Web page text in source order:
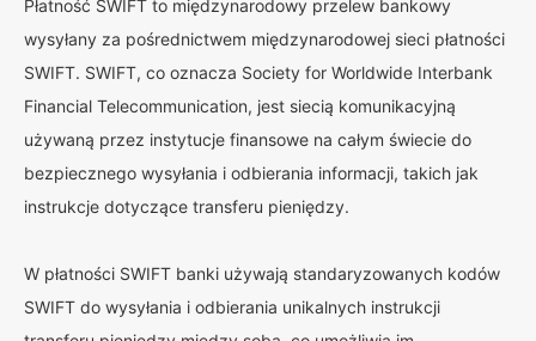
Płatność SWIFT to międzynarodowy przelew bankowy
wysyłany za pośrednictwem międzynarodowej sieci płatności
SWIFT. SWIFT, co oznacza Society for Worldwide Interbank
Financial Telecommunication, jest siecią komunikacyjną
używaną przez instytucje finansowe na całym świecie do
bezpiecznego wysyłania i odbierania informacji, takich jak
instrukcje dotyczące transferu pieniędzy.
W płatności SWIFT banki używają standaryzowanych kodów
SWIFT do wysyłania i odbierania unikalnych instrukcji